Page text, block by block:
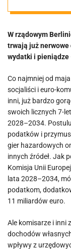
W rządowym
trwają już nerwowe
wydatki i
Co najmniej od
socjaliści i euro-
inni, już bardzo
swoich licznych 7-
2028–2034.
podatków i
gier hazardowych
innych źródeł. Jak
Komisja Unii
lata 2028–2034,
podatkom,
11 miliardów euro.
Ale komisarze i inni
dochodów
wpływy z